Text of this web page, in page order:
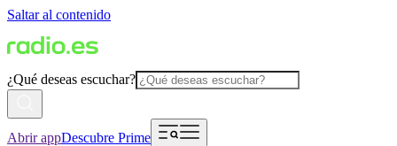
Saltar al contenido
¿Qué deseas escuchar?
Abrir appDescubre Prime